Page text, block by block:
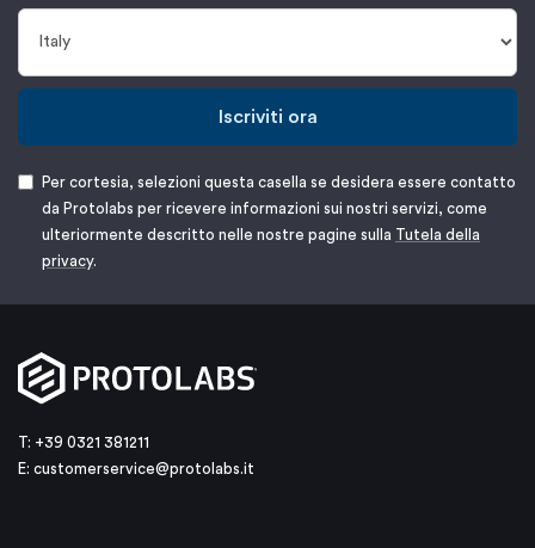
Iscriviti ora
Per cortesia, selezioni questa casella se desidera essere contatto
da Protolabs per ricevere informazioni sui nostri servizi, come
ulteriormente descritto nelle nostre pagine sulla Tutela della
privacy.
T: +39 0321 381211
E: customerservice@protolabs.it